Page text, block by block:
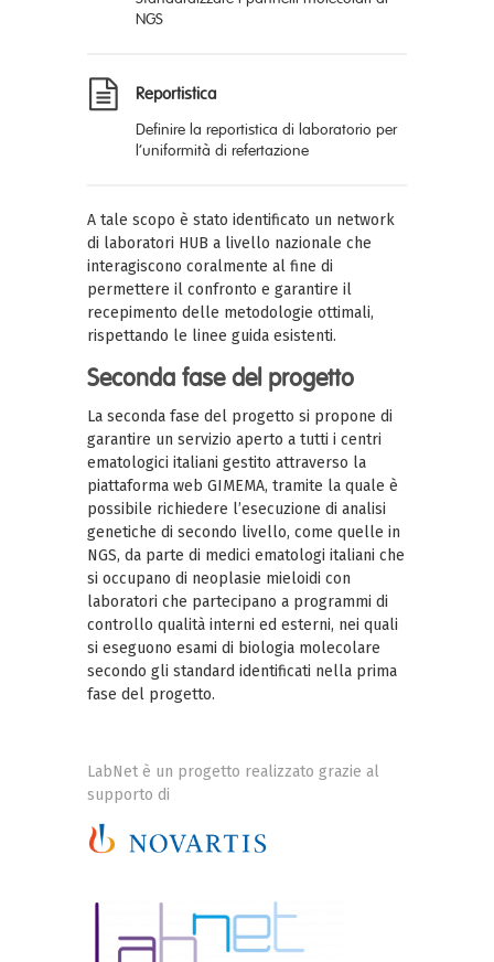
NGS
Reportistica
Definire la reportistica di laboratorio per
l’uniformità di refertazione
A tale scopo è stato identificato un network
di laboratori HUB a livello nazionale che
interagiscono coralmente al fine di
permettere il confronto e garantire il
recepimento delle metodologie ottimali,
rispettando le linee guida esistenti.
Seconda fase del progetto
La seconda fase del progetto si propone di
garantire un servizio aperto a tutti i centri
ematologici italiani gestito attraverso la
piattaforma web GIMEMA, tramite la quale è
possibile richiedere l’esecuzione di analisi
genetiche di secondo livello, come quelle in
NGS, da parte di medici ematologi italiani che
si occupano di neoplasie mieloidi con
laboratori che partecipano a programmi di
controllo qualità interni ed esterni, nei quali
si eseguono esami di biologia molecolare
secondo gli standard identificati nella prima
fase del progetto.
LabNet è un progetto realizzato grazie al
supporto di